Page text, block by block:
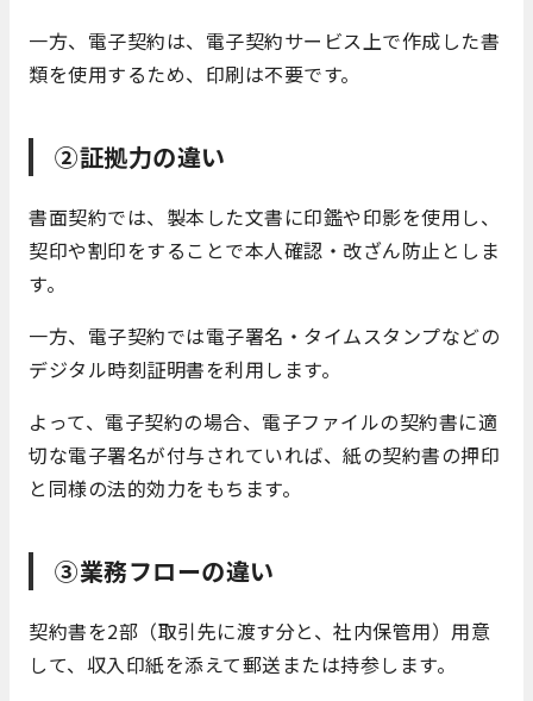
一方、電子契約は、電子契約サービス上で作成した書
類を使用するため、印刷は不要です。
②証拠力の違い
書面契約では、製本した文書に印鑑や印影を使用し、
契印や割印をすることで本人確認・改ざん防止としま
す。
一方、電子契約では電子署名・タイムスタンプなどの
デジタル時刻証明書を利用します。
よって、電子契約の場合、電子ファイルの契約書に適
切な電子署名が付与されていれば、紙の契約書の押印
と同様の法的効力をもちます。
③業務フローの違い
契約書を2部（取引先に渡す分と、社内保管用）用意
して、収入印紙を添えて郵送または持参します。